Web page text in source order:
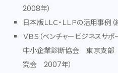
2008年）
日本版ＬＬＣ・ＬＬＰの活用事
ＶＢＳ（ベンチャービジネスサ
中小企業診断協会 東京支部
究会 2007年）